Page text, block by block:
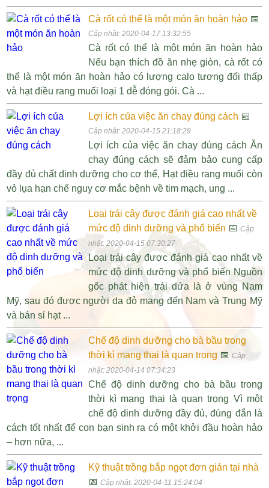
Cà rốt có thể là một món ăn hoàn hảo📅
Cập nhật: 2020-04-17 13:32:55
Cà rốt có thể là một món ăn hoàn hảo
Nếu bạn thích đồ ăn nhẹ giòn, cà rốt có
thể là một món ăn hoàn hảo có lượng calo tương đối thấp
và hạt điều rang muối loại 1 dễ đóng gói. Cà ...
Lợi ích của việc ăn chay đúng cách 📅
Cập nhật: 2020-04-15 21:18:29
Lợi ích của việc ăn chay đúng cách Ăn
chay đúng cách sẽ đảm bảo cung cấp
đầy đủ chất dinh dưỡng cho cơ thể, Hạt điều rang muối còn
vỏ lụa hạn chế nguy cơ mắc bệnh về tim mạch, ung ...
Loại trái cây được đánh giá cao nhất về
mức độ dinh dưỡng và phổ biến 📅 Cập
nhật: 2020-04-15 07:30:27
Loại trái cây được đánh giá cao nhất về
mức độ dinh dưỡng và phổ biến Nguồn
gốc phát hiện trái dứa là ở vùng Nam
Mỹ, sau đó được người da đỏ mang đến Nam và Trung Mỹ
và bán sỉ hạt ...
Chế độ dinh dưỡng cho bà bầu trong
thời kì mang thai là quan trọng 📅 Cập
nhật: 2020-04-14 07:34:23
Chế độ dinh dưỡng cho bà bầu trong
thời kì mang thai là quan trọng Vì một
chế độ dinh dưỡng đầy đủ, đúng đắn là
cách tốt nhất để con bạn sinh ra có một khởi đầu hoàn hảo
– hơn nữa, ...
Kỹ thuật trồng bắp ngọt đơn giản tại nhà
📅 Cập nhật: 2020-04-11 15:24:04